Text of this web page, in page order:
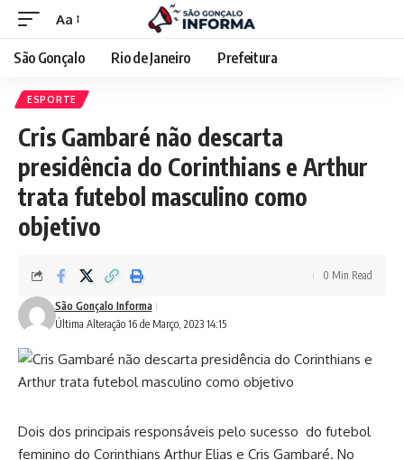
Aa
São Gonçalo Rio de Janeiro Prefeitura
ESPORTE
Cris Gambaré não descarta
presidência do Corinthians e Arthur
trata futebol masculino como
objetivo
Última Alteração 16 de Março, 2023 14:15
São Gonçalo Informa
0 Min Read
Dois dos principais responsáveis pelo sucesso do futebol
feminino do Corinthians Arthur Elias e Cris Gambaré. No